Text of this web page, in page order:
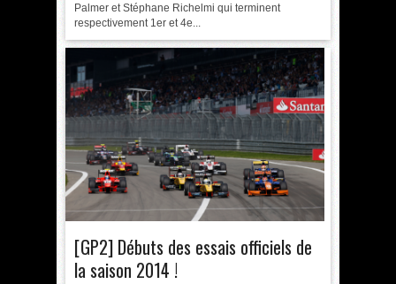
Palmer et Stéphane Richelmi qui terminent
respectivement 1er et 4e...
[GP2] Débuts des essais officiels de
la saison 2014 !